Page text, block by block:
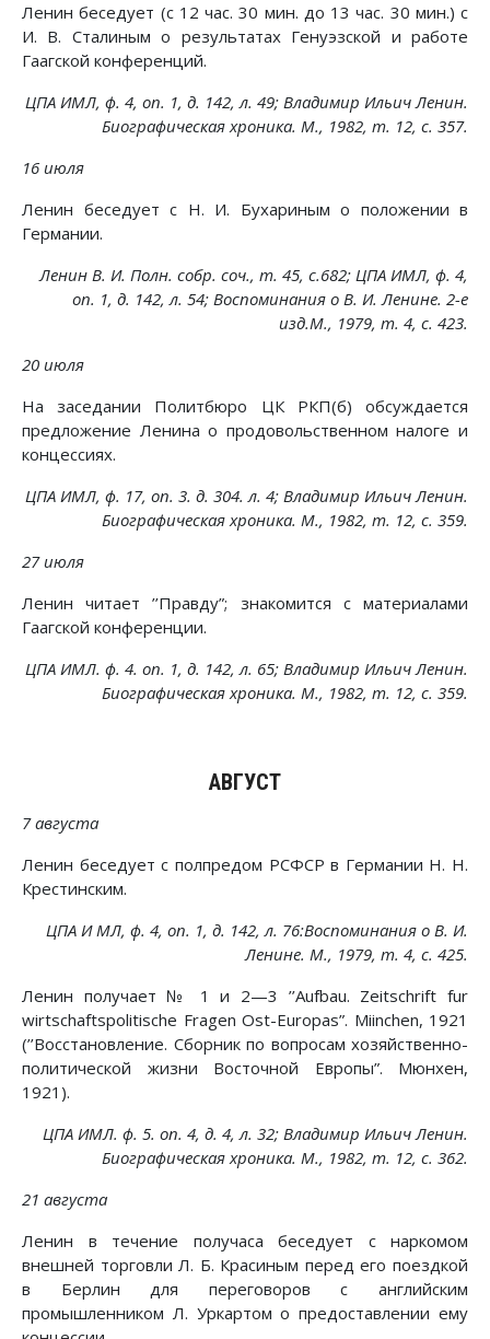
Ленин беседует (с 12 час. 30 мин. до 13 час. 30 мин.) с
И. В. Сталиным о результатах Генуэзской и работе
Гаагской конференций.
ЦПА ИМЛ, ф. 4, on. 1, д. 142, л. 49; Владимир Ильич Ленин.
Биографическая хроника. М., 1982, т. 12, с. 357.
16 июля
Ленин беседует с Н. И. Бухариным о положении в
Германии.
Ленин В. И. Полн. собр. соч., т. 45, с.682; ЦПА ИМЛ, ф. 4,
on. 1, д. 142, л. 54; Воспоминания о В. И. Ленине. 2-е
изд.М., 1979, т. 4, с. 423.
20 июля
На заседании Политбюро ЦК РКП(б) обсуждается
предложение Ленина о продовольственном налоге и
концессиях.
ЦПА ИМЛ, ф. 17, on. 3. д. 304. л. 4; Владимир Ильич Ленин.
Биографическая хроника. М., 1982, т. 12, с. 359.
27 июля
Ленин читает ’’Правду”; знакомится с материалами
Гаагской конференции.
ЦПА ИМЛ. ф. 4. on. 1, д. 142, л. 65; Владимир Ильич Ленин.
Биографическая хроника. М., 1982, т. 12, с. 359.
АВГУСТ
7 августа
Ленин беседует с полпредом РСФСР в Германии Н. Н.
Крестинским.
ЦПА И МЛ, ф. 4, on. 1, д. 142, л. 76:Воспоминания о В. И.
Ленине. М., 1979, т. 4, с. 425.
Ленин получает № 1 и 2—3 ’’Aufbau. Zeitschrift fur
wirtschaftspolitische Fragen Ost-Europas”. Miinchen, 1921
(’’Восстановление. Сборник по вопросам хозяйственно-
политической жизни Восточной Европы”. Мюнхен,
1921).
ЦПА ИМЛ. ф. 5. on. 4, д. 4, л. 32; Владимир Ильич Ленин.
Биографическая хроника. М., 1982, т. 12, с. 362.
21 августа
Ленин в течение получаса беседует с наркомом
внешней торговли Л. Б. Красиным перед его поездкой
в Берлин для переговоров с английским
промышленником Л. Уркартом о предоставлении ему